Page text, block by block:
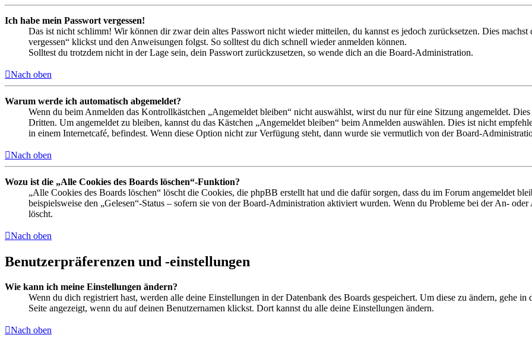
Ich habe mein Passwort vergessen!
Das ist nicht schlimm! Wir können dir zwar dein altes Passwort nicht wieder mitteilen, du kannst es jedoch zurücksetzen. Dies
vergessen“ klickst und den Anweisungen folgst. So solltest du dich schnell wieder anmelden können.
Solltest du trotzdem nicht in der Lage sein, dein Passwort zurückzusetzen, so wende dich an die Board-Administration.
Nach oben
Warum werde ich automatisch abgemeldet?
Wenn du beim Anmelden das Kontrollkästchen „Angemeldet bleiben“ nicht auswählst, wirst du nur für eine Sitzung angemeldet.
Dritten. Um angemeldet zu bleiben, kannst du das Kästchen „Angemeldet bleiben“ beim Anmelden auswählen. Dies ist nicht
in einem Internetcafé, befindest. Wenn diese Option nicht zur Verfügung steht, dann wurde sie vermutlich von der Board-
Nach oben
Wozu ist die „Alle Cookies des Boards löschen“-Funktion?
„Alle Cookies des Boards löschen“ löscht die Cookies, die phpBB erstellt hat und die dafür sorgen, dass du im Forum angemeldet
beispielsweise den „Gelesen“-Status – sofern sie von der Board-Administration aktiviert wurden. Wenn du Probleme bei der An-
löscht.
Nach oben
Benutzerpräferenzen und -einstellungen
Wie kann ich meine Einstellungen ändern?
Wenn du dich registriert hast, werden alle deine Einstellungen in der Datenbank des Boards gespeichert. Um diese zu ändern, gehe
Seite angezeigt, wenn du auf deinen Benutzernamen klickst. Dort kannst du alle deine Einstellungen ändern.
Nach oben